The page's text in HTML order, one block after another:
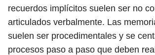
recuerdos implícitos suelen ser no
articulados verbalmente. Las
suelen ser procedimentales y se
procesos paso a paso que deben